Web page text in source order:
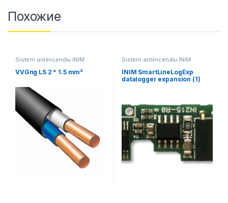
Похожие
Sistem antiincendiu INIM
VVGng LS 2 * 1.5 mm²
Sistem antiincendiu INIM
INIM SmartLineLogExp
datalogger expansion (1)